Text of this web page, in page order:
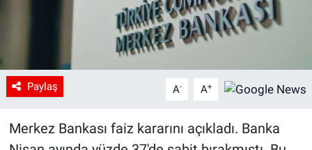
Paylaş A- A+
Merkez Bankası faiz kararını açıkladı. Banka